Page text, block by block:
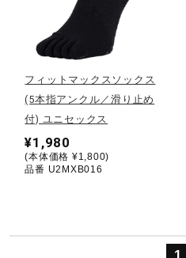
寝具／ミズノスリー
アウトドア／レイン
サポーター
フィットマックスソックス
(5本指アンクル／滑り止め
付) ユニセックス
¥1,980
(本体価格 ¥1,800)
品番 U2MXB016